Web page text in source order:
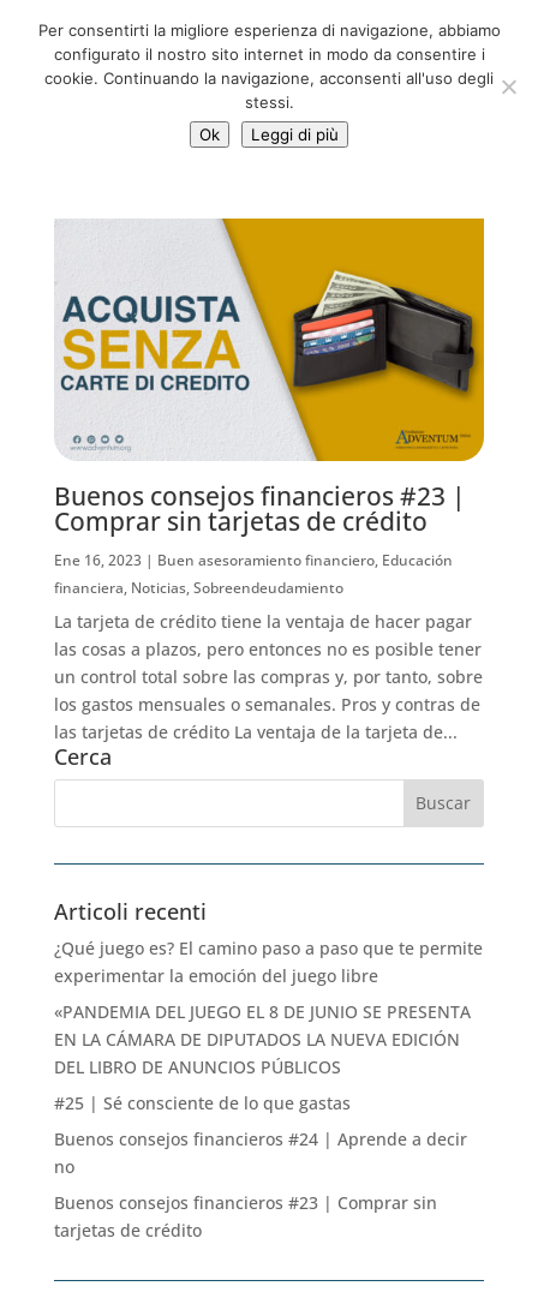
info@adventum.org
Buenos consejos financieros #23 |
Comprar sin tarjetas de crédito
Ene 16, 2023| Buen asesoramiento financiero, Educación
financiera, Noticias,Sobreendeudamiento
La tarjeta de crédito tiene la ventaja de hacer pagar
las cosas a plazos, pero entonces no es posible tener
un control total sobre las compras y, por tanto, sobre
los gastos mensuales o semanales. Pros y contras de
las tarjetas de crédito La ventaja de la tarjeta de...
Cerca
Articoli recenti
¿Qué juego es? El camino paso a paso que te permite
experimentar la emoción del juego libre
«PANDEMIA DEL JUEGO EL 8 DE JUNIO SE PRESENTA
EN LA CÁMARA DE DIPUTADOS LA NUEVA EDICIÓN
DEL LIBRO DE ANUNCIOS PÚBLICOS
#25 | Sé consciente de lo que gastas
Buenos consejos financieros #24 | Aprende a decir
no
Buenos consejos financieros #23 | Comprar sin
tarjetas de crédito
Per consentirti la migliore esperienza di navigazione, abbiamo
configurato il nostro sito internet in modo da consentire i
cookie. Continuando la navigazione, acconsenti all'uso degli
stessi.
Ok
Leggi di più